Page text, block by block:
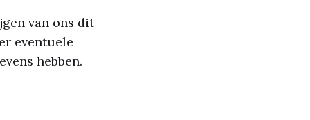
van ons dit
eventuele
hebben.